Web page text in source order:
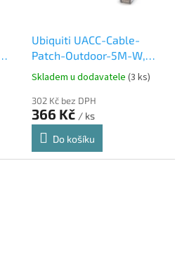
Ubiquiti UACC-Cable-
Patch-Outdoor-5M-W,
Venkovní UniFi patch
kabel, 5m, Cat5e, bílý
Skladem u dodavatele (3 ks)
302 Kč bez DPH
366 Kč / ks
Do košíku